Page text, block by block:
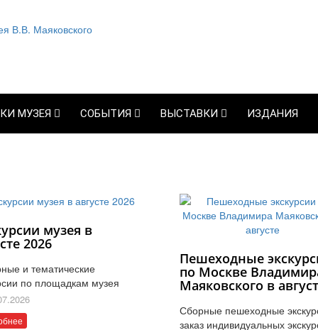
МУЗЕЯ СОБЫТИЯ ВЫСТАВКИ ИЗДАНИЯ
музея в
2026
и тематические
по площадкам музея
Пешеходные
по Москве
Маяковского в
Сборные пешеходные
заказ индивидуальных